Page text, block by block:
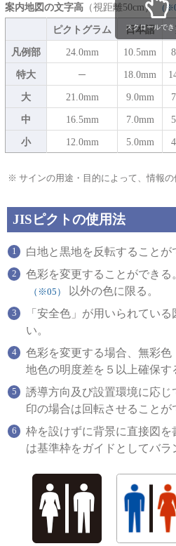
案内地図の文字高 （視距離50cm） （
ピクトグラム 日本語
凡例部
24.0mm 10.5mm
特大
─ 18.0mm
大 21.0mm 9.0mm
中 16.5mm 7.0mm
小 12.0mm 5.0mm
サインの用途・目的によって、情報
JISピクトの使用法
白地と黒地を反転することが
色彩を変更することができる
（※05）
以外の色に限る。
「安全色」が用いられてい
い。
色彩を変更する場合、無彩色
地色の明度差を５以上確保す
誘導方向及び設置環境に応
印の場合は回転させることが
枠を設けずに背景に直接図
は基準枠をガイドとしてバラ